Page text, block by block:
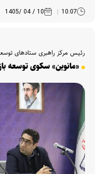
10:07
10 / 04 /1405
رئیس مرکز راهبری ستاد‌های
«مانوین» سکوی توسعه